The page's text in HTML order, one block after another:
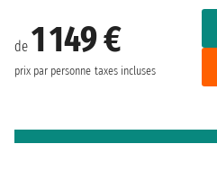
de 1 149 €
prix par personne taxes incluses